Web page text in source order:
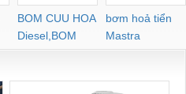
BOM CUU HOA
Diesel,BOM
CHUA CHAY
bơm hoả tiển
Mastra